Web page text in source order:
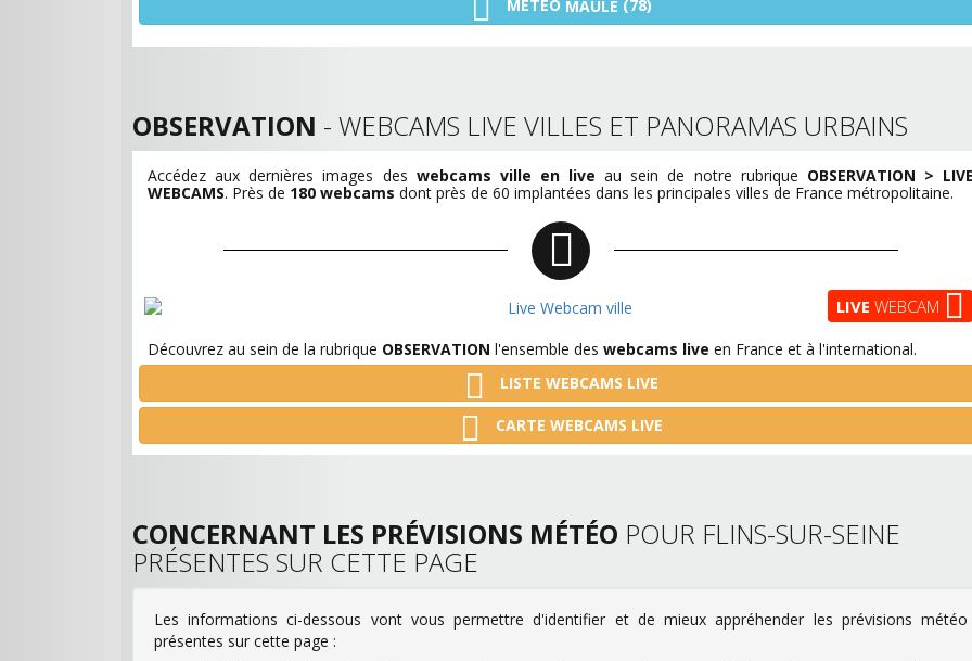
MÉTÉO MAULE (78)
OBSERVATION - WEBCAMS LIVE VILLES ET PANORAMAS URBAINS
Accédez aux dernières images des webcams ville en live au sein de notre rubrique OBSERVATION >
WEBCAMS. Près de 180 webcams dont près de 60 implantées dans les principales villes de France métropolitaine.
LIVE WEBCAM
Découvrez au sein de la rubrique OBSERVATION l'ensemble des webcams live en France et à l'international.
LISTE WEBCAMS LIVE
CARTE WEBCAMS LIVE
CONCERNANT LES PRÉVISIONS MÉTÉO POUR FLINS-SUR-SEINE
PRÉSENTES SUR CETTE PAGE
Les informations ci-dessous vont vous permettre d'identifier et de mieux appréhender les prévisions météo
présentes sur cette page :